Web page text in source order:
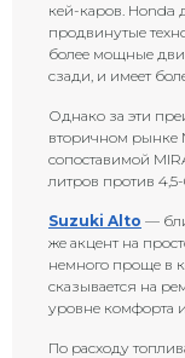
кей-каров. Honda
продвинутые
более мощные
сзади, и имеет
Однако за эти
вторичном рынке
сопоставимой
литров против
Suzuki Alto —
же акцент на
немного проще в
сказывается на
уровне комфорта
По расходу